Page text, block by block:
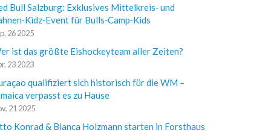
Bull Salzburg: Exklusives Mittelkreis‑ und
für Bulls‑Camp‑Kids
26 2025
ist das größte Eishockeyteam aller Zeiten?
23 2023
qualifiziert sich historisch für die WM –
verpasst es zu Hause
21 2025
Konrad & Bianca Holzmann starten in Forsthaus